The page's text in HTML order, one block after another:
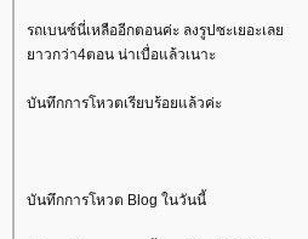
รถเบนซ์นี่เหลืออีกตอนค่ะ ลงรูปซะเยอะเล
าวกว่า4ตอน น่าเบื่อแล้วเนาะ
บันทึกการโหวตเรียบร้อยแล้วค่ะ
บันทึกการโหวต Blog ในวันนี้